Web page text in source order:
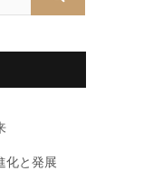
化と発展